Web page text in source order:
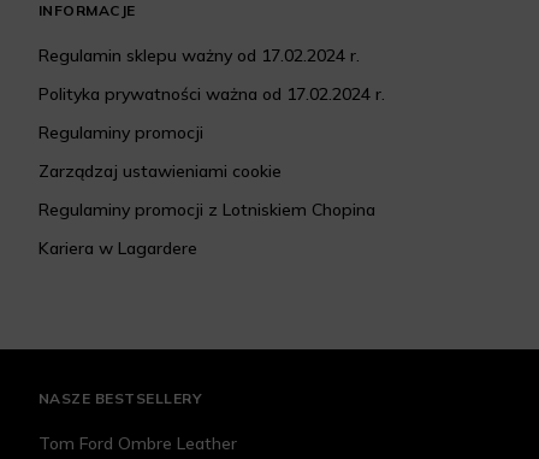
INFORMACJE
Regulamin sklepu ważny od 17.02.2024 r.
Polityka prywatności ważna od 17.02.2024 r.
Regulaminy promocji
Zarządzaj ustawieniami cookie
Regulaminy promocji z Lotniskiem Chopina
Kariera w Lagardere
NASZE BESTSELLERY
Tom Ford Ombre Leather